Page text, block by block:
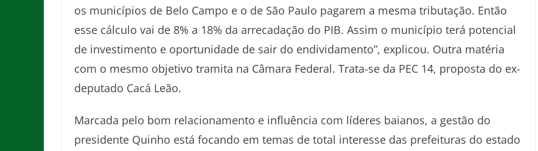
os municípios de Belo Campo e o de São Paulo pagarem a mesma tributação. Então
esse cálculo vai de 8% a 18% da arrecadação do PIB. Assim o município terá potencial
de investimento e oportunidade de sair do endividamento”, explicou. Outra matéria
com o mesmo objetivo tramita na Câmara Federal. Trata-se da PEC 14, proposta do ex-
deputado Cacá Leão.
Marcada pelo bom relacionamento e influência com líderes baianos, a gestão do
presidente Quinho está focando em temas de total interesse das prefeituras do estado